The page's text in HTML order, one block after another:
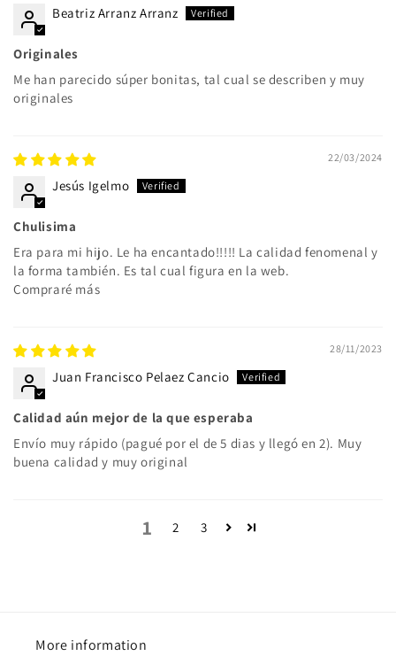
Beatriz Arranz Arranz
Originales
Me han parecido súper bonitas, tal cual se describen y muy
originales
22/03/2024
Jesús Igelmo
Chulisima
Era para mi hijo. Le ha encantado!!!!! La calidad fenomenal y
la forma también. Es tal cual figura en la web.
Compraré más
28/11/2023
Juan Francisco Pelaez Cancio
Calidad aún mejor de la que esperaba
Envío muy rápido (pagué por el de 5 dias y llegó en 2). Muy
buena calidad y muy original
1 2 3
More information